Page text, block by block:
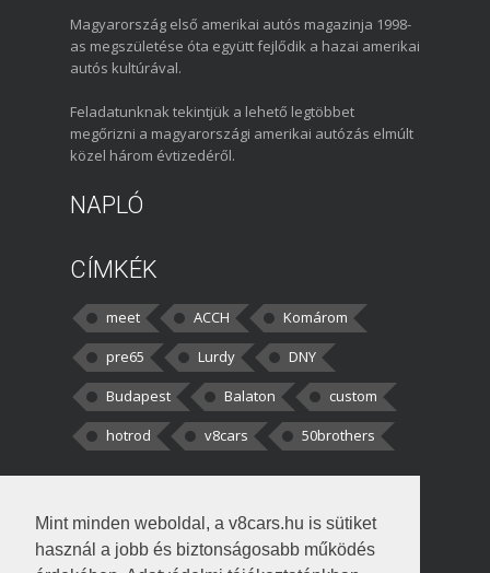
Mint minden weboldal, a v8cars.hu is sütiket
használ a jobb és biztonságosabb működés
Magyarország első amerikai autós magazinja 1998-
as megszületése óta együtt fejlődik a hazai amerikai
autós kultúrával.
Feladatunknak tekintjük a lehető legtöbbet
megőrizni a magyarországi amerikai autózás elmúlt
közel három évtizedéről.
NAPLÓ
CÍMKÉK
meet ACCH
Komárom
pre65
Lurdy
DNY
Budapest
Balaton
custom
hotrod
v8cars 50brothers
kortisz:Elszúrtam! Én csak két
darabbaal számoltam. Nem tudtam, hogy fél autót,